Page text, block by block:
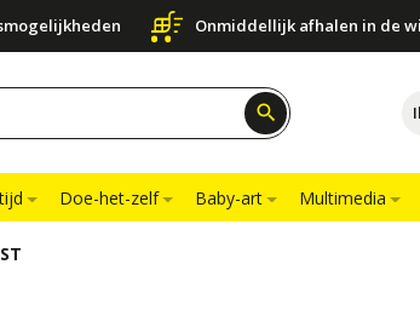
Onmiddellijk afhalen in de
search
Doe-het-zelf Baby-art Multimedia